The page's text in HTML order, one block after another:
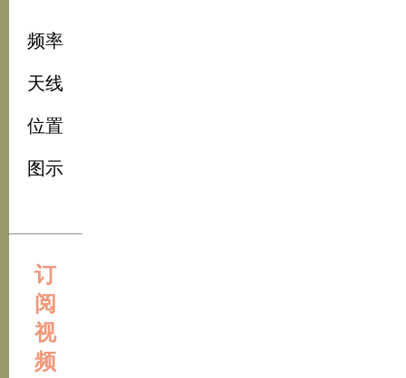
频率
天线
位置
图示
订
阅
视
频